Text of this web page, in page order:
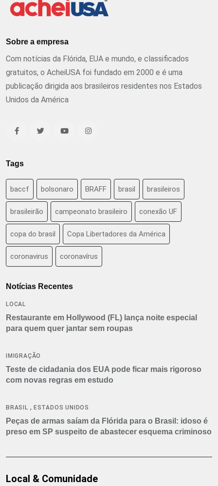
Sobre a empresa
Com notícias da Flórida, EUA e mundo, e classificados
gratuitos, o AcheiUSA foi fundado em 2000 e é uma
publicação dirigida aos brasileiros residentes nos Estados
Unidos da América
Tags
baccf bolsonaro BRAFF brasil brasileiros
brasileirão campeonato brasileiro conexão UF
copa do brasil Copa Libertadores da América
coronavirus coronavírus
Notícias Recentes
LOCAL
Restaurante em Hollywood (FL) lança noite especial
para quem quer jantar sem roupas
IMIGRAÇÃO
Teste de cidadania dos EUA pode ficar mais rigoroso
com novas regras em estudo
BRASIL , ESTADOS UNIDOS
Peças de armas saíam da Flórida para o Brasil: idoso é
preso em SP suspeito de abastecer esquema criminoso
Local & Comunidade